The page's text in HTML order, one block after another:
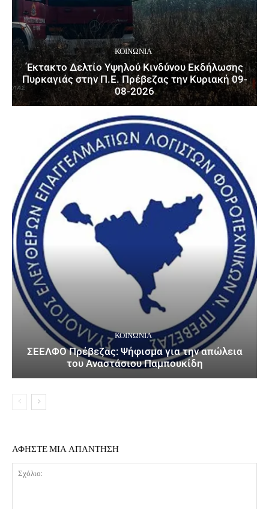
ΚΟΙΝΩΝΙΑ
Έκτακτο Δελτίο Υψηλού Κινδύνου Εκδήλωσης
Πυρκαγιάς στην Π.Ε. Πρέβεζας την Κυριακή 09-
08-2026
ΚΟΙΝΩΝΙΑ
ΣΕΕΛΦΟ Πρέβεζας: Ψήφισμα για την απώλεια
του Αναστάσιου Παμπουκίδη
ΑΦΗΣΤΕ ΜΙΑ ΑΠΑΝΤΗΣΗ